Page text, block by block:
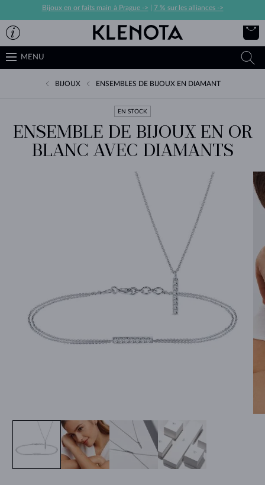
Bijoux en or faits main à Prague -> 7 % sur les alliances ->
MENU
BIJOUX ENSEMBLES DE BIJOUX EN DIAMANT
EN STOCK
ENSEMBLE DE BIJOUX EN OR
BLANC AVEC DIAMANTS